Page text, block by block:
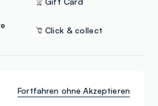
Click & collect
Apple Pay
Fortfahren ohne Akzeptieren